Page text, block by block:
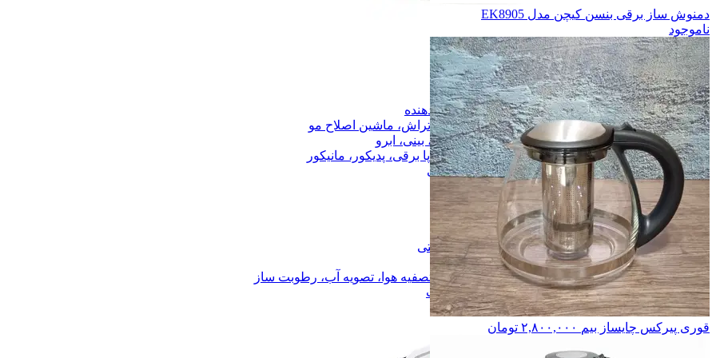
لوازم خانگی لوازم خانگی
زیبایی و آرایشی زیبایی و آرایشی
سشوار سشوار
اتو مو و حالت دهنده اتو مو و حالت دهنده
ریش تراش، ماشین اصلاح مو ریش تراش، ماشین اصلاح مو
موزن گوش، بینی، ابرو موزن گوش، بینی، ابرو
سنگ پا برقی، پدیکور، مانیکور سنگ پا برقی، پدیکور، مانیکور
زیور آلات و زیبایی زیور آلات و زیبایی
سنجش سلامت
سنجش سلامت
فشار سنج
فشار سنج
تب سنج تب سنج
ترازو ترازو
مراقبت و بهداشتی مراقبت و بهداشتی
تسکین درد تسکین درد
تصفیه هوا، تصویه آب، رطوبت ساز تصفیه هوا، تصویه آب، رطوبت ساز
همه دسته بندی های زیبایی و سلامت
دمنوش ساز برقی بنسن کیچن مدل EK8905
ناموجود
قوری پیرکس چایساز بیم ۲,۸۰۰,۰۰۰ تومان